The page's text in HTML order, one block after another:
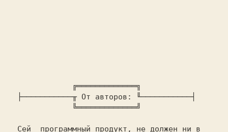
  ├───────────╥
От авторов:
╙───────────┤